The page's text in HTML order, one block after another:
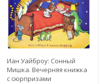
Иан Уайброу: Сонный
Мишка. Вечерняя книжка
с сюрпризами